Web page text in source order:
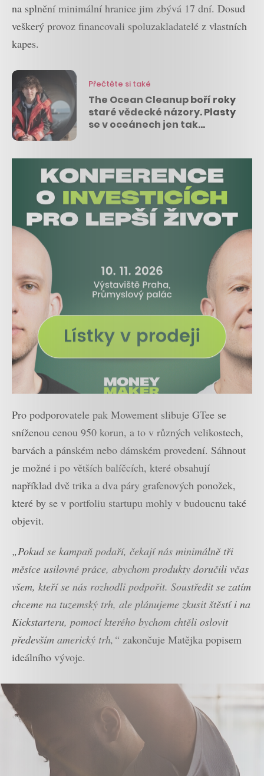
na splnění minimální hranice jim zbývá 17 dní. Dosud
veškerý provoz financovali spoluzakladatelé z vlastních
kapes.
Přečtěte si také
The Ocean Cleanup boří roky
staré vědecké názory. Plasty
se v oceánech jen tak
Pro podporovatele pak Mowement slibuje GTee se
sníženou cenou 950 korun, a to v různých velikostech,
barvách a pánském nebo dámském provedení. Sáhnout
je možné i po větších balíčcích, které obsahují
například dvě trika a dva páry grafenových ponožek,
které by se v portfoliu startupu mohly v budoucnu také
objevit.
„Pokud se kampaň podaří, čekají nás minimálně tři
měsíce usilovné práce, abychom produkty doručili včas
všem, kteří se nás rozhodli podpořit. Soustředit se zatím
chceme na tuzemský trh, ale plánujeme zkusit štěstí i na
Kickstarteru, pomocí kterého bychom chtěli oslovit
především americký trh,“ zakončuje Matějka popisem
ideálního vývoje.